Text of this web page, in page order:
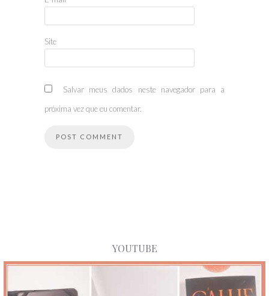
Site
Salvar meus dados neste navegador para a
próxima vez que eu comentar.
YOUTUBE